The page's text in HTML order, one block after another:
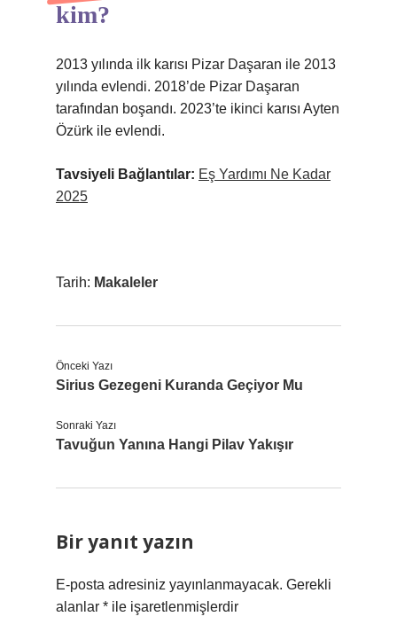
kim?
2013 yılında ilk karısı Pizar Daşaran ile 2013
yılında evlendi. 2018’de Pizar Daşaran
tarafından boşandı. 2023’te ikinci karısı Ayten
Özürk ile evlendi.
Tavsiyeli Bağlantılar: Eş Yardımı Ne Kadar
2025
Tarih: Makaleler
Önceki Yazı
Sirius Gezegeni Kuranda Geçiyor Mu
Sonraki Yazı
Tavuğun Yanına Hangi Pilav Yakışır
Bir yanıt yazın
E-posta adresiniz yayınlanmayacak. Gerekli
alanlar * ile işaretlenmişlerdir